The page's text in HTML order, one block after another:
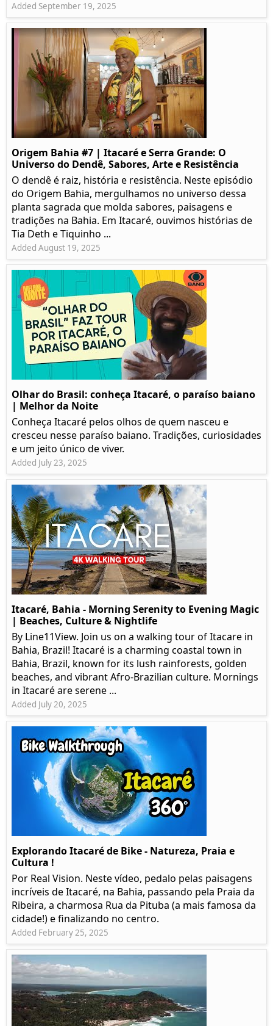
Added September 19, 2025
Origem Bahia #7 | Itacaré e Serra Grande: O
Universo do Dendê, Sabores, Arte e Resistência
O dendê é raiz, história e resistência. Neste episódio
do Origem Bahia, mergulhamos no universo dessa
planta sagrada que molda sabores, paisagens e
tradições na Bahia. Em Itacaré, ouvimos histórias de
Tia Deth e Tiquinho ...
Added August 19, 2025
Olhar do Brasil: conheça Itacaré, o paraíso baiano
| Melhor da Noite
Conheça Itacaré pelos olhos de quem nasceu e
cresceu nesse paraíso baiano. Tradições, curiosidades
e um jeito único de viver.
Added July 23, 2025
Itacaré, Bahia - Morning Serenity to Evening Magic
| Beaches, Culture & Nightlife
By Line11View. Join us on a walking tour of Itacare in
Bahia, Brazil! Itacaré is a charming coastal town in
Bahia, Brazil, known for its lush rainforests, golden
beaches, and vibrant Afro-Brazilian culture. Mornings
in Itacaré are serene ...
Added July 20, 2025
Explorando Itacaré de Bike - Natureza, Praia e
Cultura !
Por Real Vision. Neste vídeo, pedalo pelas paisagens
incríveis de Itacaré, na Bahia, passando pela Praia da
Ribeira, a charmosa Rua da Pituba (a mais famosa da
cidade!) e finalizando no centro.
Added February 25, 2025